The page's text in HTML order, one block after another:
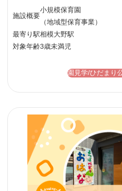
施設概要
小規模保育園
（地域型保育事業）
最寄り駅相模大野駅
対象年齢3歳未満児
園見学/ひだまり